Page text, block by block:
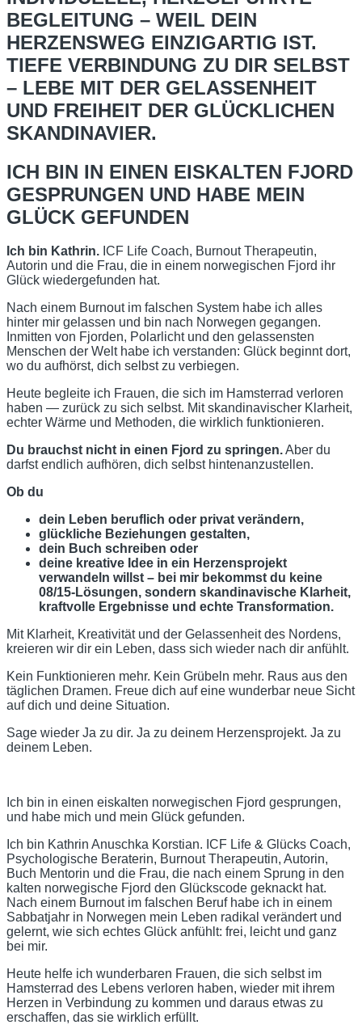
BEGLEITUNG – WEIL DEIN
HERZENSWEG EINZIGARTIG IST.
TIEFE VERBINDUNG ZU DIR SELBST
– LEBE MIT DER GELASSENHEIT
UND FREIHEIT DER GLÜCKLICHEN
SKANDINAVIER.
ICH BIN IN EINEN EISKALTEN FJORD
GESPRUNGEN UND HABE MEIN
GLÜCK GEFUNDEN
Ich bin Kathrin. ICF Life Coach, Burnout Therapeutin,
Autorin und die Frau, die in einem norwegischen Fjord ihr
Glück wiedergefunden hat.
Nach einem Burnout im falschen System habe ich alles
hinter mir gelassen und bin nach Norwegen gegangen.
Inmitten von Fjorden, Polarlicht und den gelassensten
Menschen der Welt habe ich verstanden: Glück beginnt dort,
wo du aufhörst, dich selbst zu verbiegen.
Heute begleite ich Frauen, die sich im Hamsterrad verloren
haben — zurück zu sich selbst. Mit skandinavischer Klarheit,
echter Wärme und Methoden, die wirklich funktionieren.
Du brauchst nicht in einen Fjord zu springen.Aber du
darfst endlich aufhören, dich selbst hintenanzustellen.
Ob du
dein Leben beruflich oder privat verändern,
glückliche Beziehungen gestalten,
dein Buch schreiben oder
deine kreative Idee in ein Herzensprojekt
verwandeln willst – bei mir bekommst du keine
08/15-Lösungen, sondern skandinavische Klarheit,
kraftvolle Ergebnisse und echte Transformation.
Mit Klarheit, Kreativität und der Gelassenheit des Nordens,
kreieren wir dir ein Leben, dass sich wieder nach dir anfühlt.
Kein Funktionieren mehr. Kein Grübeln mehr. Raus aus den
täglichen Dramen. Freue dich auf eine wunderbar neue Sicht
auf dich und deine Situation.
Sage wieder Ja zu dir. Ja zu deinem Herzensprojekt. Ja zu
deinem Leben.
Ich bin in einen eiskalten norwegischen Fjord gesprungen,
und habe mich und mein Glück gefunden.
Ich bin Kathrin Anuschka Korstian. ICF Life & Glücks Coach,
Psychologische Beraterin, Burnout Therapeutin, Autorin,
Buch Mentorin und die Frau, die nach einem Sprung in den
kalten norwegische Fjord den Glückscode geknackt hat.
Nach einem Burnout im falschen Beruf habe ich in einem
Sabbatjahr in Norwegen mein Leben radikal verändert und
gelernt, wie sich echtes Glück anfühlt: frei, leicht und ganz
bei mir.
Heute helfe ich wunderbaren Frauen, die sich selbst im
Hamsterrad des Lebens verloren haben, wieder mit ihrem
Herzen in Verbindung zu kommen und daraus etwas zu
erschaffen, das sie wirklich erfüllt.